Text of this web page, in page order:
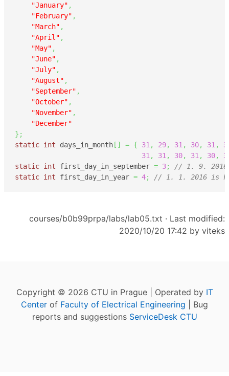
"January" ,
"February" ,
"March" ,
"April" ,
"May" ,
"June" ,
"July" ,
"August" ,
"September" ,
"October" ,
"November" ,
"December"
} ;
static int days_in_month [ ] = { 31 , 29, 31 , 30, 31 ,
31 , 31 , 30, 31 , 30,
static int first_day_in_september = 3;
// 1. 9. 2016
static int first_day_in_year = 4; // 1. 1. 2016 is
courses/b0b99prpa/labs/lab05.txt · Last modified:
2020/10/20 17:42 by viteks
Copyright © 2026 CTU in Prague | Operated by IT
Center of Faculty of Electrical Engineering | Bug
reports and suggestions ServiceDesk CTU